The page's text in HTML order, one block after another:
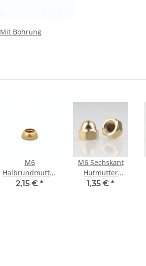
Mit Bohrung
M6
Halbrundmutter
10x4mm
2,15 € *
M6 Sechskant
Hutmutter
10x10mm
1,35 € *